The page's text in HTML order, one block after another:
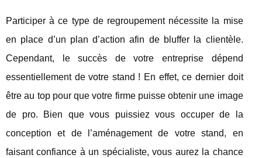
Participer à ce type de regroupement nécessite la mise
en place d’un plan d’action afin de bluffer la clientèle.
Cependant, le succès de votre entreprise dépend
essentiellement de votre stand ! En effet, ce dernier doit
être au top pour que votre firme puisse obtenir une image
de pro. Bien que vous puissiez vous occuper de la
conception et de l’aménagement de votre stand, en
faisant confiance à un spécialiste, vous aurez la chance